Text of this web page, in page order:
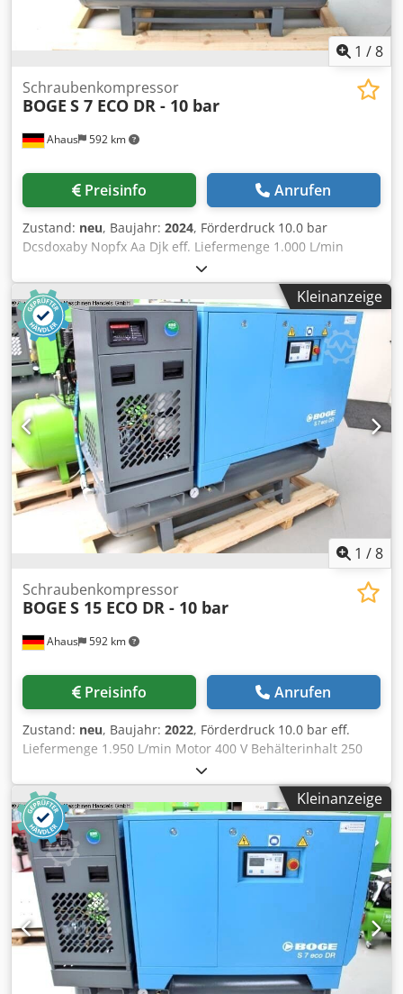
1 /8
Ahaus 592 km
Schraubenkompressor
BOGE S 7 ECO DR - 10 bar
Preisinfo Anrufen
Zustand: neu, Baujahr: 2024, Förderdruck 10.0 bar
Dcsdoxaby Nopfx Aa Djk eff. Liefermenge 1.000 L/min
Motor 400 V Behälterinhalt 250 Liter Maschinengewicht ca.
410 kg. Gesamtleistungsbedarf 7.5 kW Abmessung L-B-H
1915 x 650 x 1640 mm Ausstellungsmaschine / noch nicht
im Einsatz gewesen neue BOGE SOLID Modellreihe ~
Listenpreis : 9.450 Euro / Sonderpreis auf Anfrage
Hergestellt in Deutschland Ausstattung: - mit Behälter und
Trockner / sofort einsetzbar - Mikroprozessor Steuerung
SOLID base control - Netzdrucksensor - Riemengetriebenes
Antriebssystem - niedrige Drucklufttemparatur durch
wirksamen Nachkühler - liegend untergebauter
Druckluftbehälter - inklusive Kälte Drucklufttrockner *
automatisch arbeitend mit Vor- und Nachfilter ( montiert ) (
auch lieferbar mit 7,5 bar )
Kleinanzeige
1 /8
Ahaus 592 km
Schraubenkompressor
BOGE S 15 ECO DR - 10 bar
Preisinfo Anrufen
Zustand: neu, Baujahr: 2022, Förderdruck 10.0 bar eff.
Liefermenge 1.950 L/min Motor 400 V Behälterinhalt 250
Liter Maschinengewicht ca. 467 kg. Gesamtleistungsbedarf
15.0 kW Abmessung L-B-H 1915 x 650 x 1640 mm
Ausstellungsmaschine / noch nicht im Einsatz gewesen
neue BOGE SOLID Modellreihe ~ Listenpreis : 13.576 Euro /
Sonderpreis auf Anfrage Hergestellt in Deutschland
Ausstattung: Dcedpfsw U U Scsx Aa Dok - mit Behälter und
Trockner / sofort einsetzbar - Mikroprozessor Steuerung
SOLID base control - Netzdrucksensor - Riemengetriebenes
Antriebssystem - niedrige Drucklufttemparatur durch
wirksamen Nachkühler - liegend untergebauter
Druckluftbehälter - inklusive Kälte Drucklufttrockner *
automatisch arbeitend mit Vor- und Nachfilter ( montiert ) (
Kleinanzeige